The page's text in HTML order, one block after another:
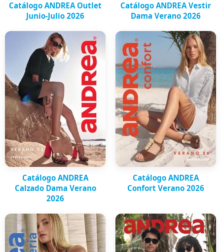
Catálogo ANDREA Outlet
Junio-Julio 2026
Catálogo ANDREA Vestir
Dama Verano 2026
Catálogo ANDREA
Calzado Dama Verano
2026
Catálogo ANDREA
Confort Verano 2026